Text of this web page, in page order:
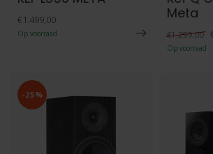
€1.499,00
Op voorraad
Meta
€1.299,00
Op voorraad
-25%